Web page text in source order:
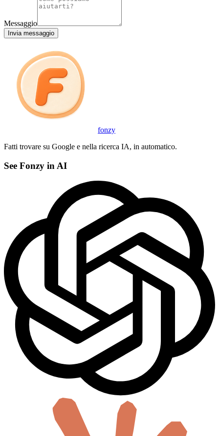
Messaggio
Invia messaggio
fonzy
Fatti trovare su Google e nella ricerca IA, in automatico.
See Fonzy in AI